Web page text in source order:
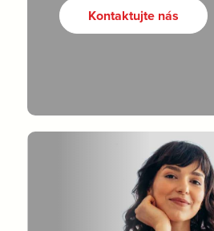
Kontaktujte nás